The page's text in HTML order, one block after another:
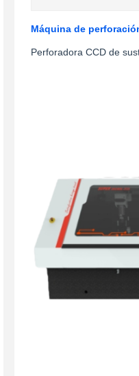
Máquina de
Perforadora CCD de